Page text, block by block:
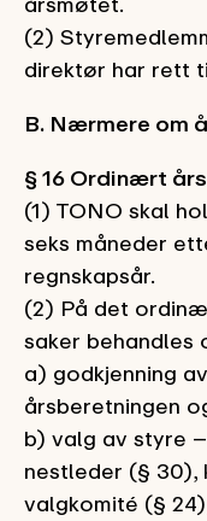
(2)
direktør har rett
B. Nærmere om
§ 16 Ordinært
(1) TONO skal
seks måneder
regnskapsår.
(2) På det
saker behandles
a) godkjenning
årsberetningen
b) valg av styre
nestleder (§ 30),
valgkomité (§